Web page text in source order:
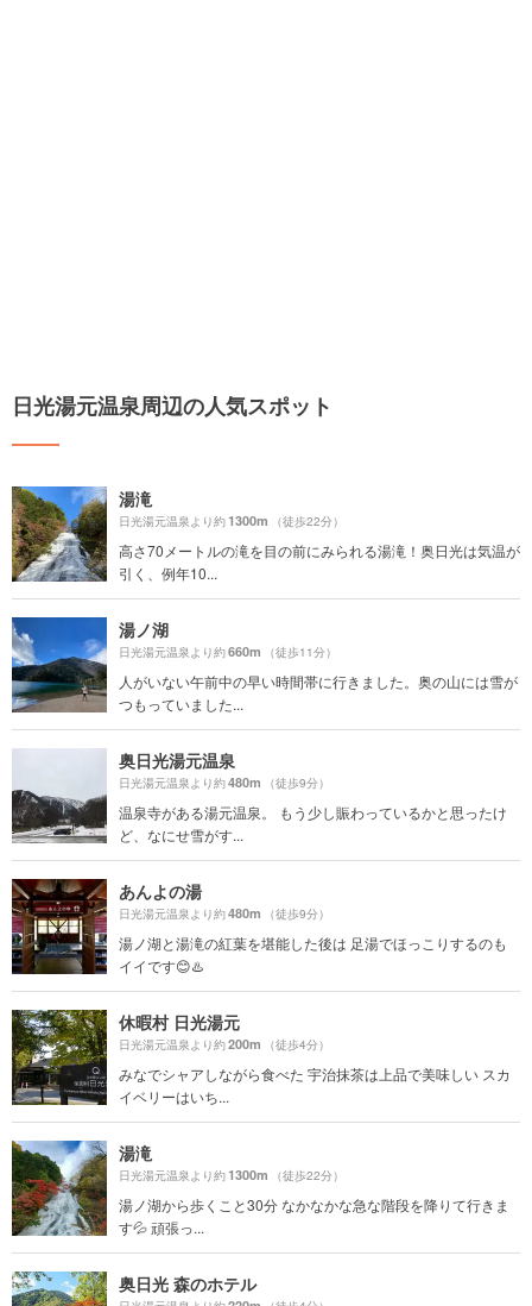
日光湯元温泉周辺の人気スポット
湯滝
日光湯元温泉より約1300m （徒歩22分）
高さ70メートルの滝を目の前にみられる湯滝！奥日光は気温が
引く、例年10...
湯ノ湖
日光湯元温泉より約660m （徒歩11分）
人がいない午前中の早い時間帯に行きました。奥の山には雪が
つもっていました...
奥日光湯元温泉
日光湯元温泉より約480m （徒歩9分）
温泉寺がある湯元温泉。 もう少し賑わっているかと思ったけ
ど、なにせ雪がす...
あんよの湯
日光湯元温泉より約480m （徒歩9分）
湯ノ湖と湯滝の紅葉を堪能した後は 足湯でほっこりするのも
イイです😊♨️
休暇村 日光湯元
日光湯元温泉より約200m （徒歩4分）
みなでシャアしながら食べた 宇治抹茶は上品で美味しい スカ
イベリーはいち...
湯滝
日光湯元温泉より約1300m （徒歩22分）
湯ノ湖から歩くこと30分 なかなかな急な階段を降りて行きま
す💦 頑張っ...
奥日光 森のホテル